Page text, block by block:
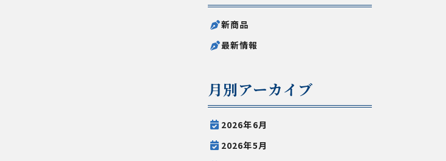
新商品
最新情報
月別アーカイブ
2026年6月
2026年5月